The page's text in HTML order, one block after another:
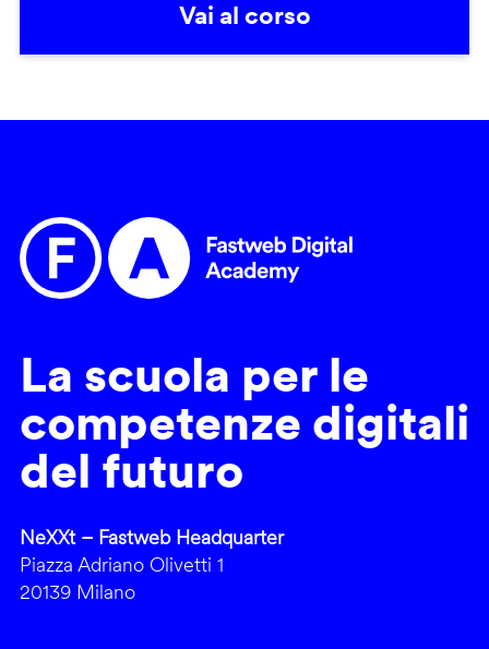
Vai al corso
La scuola per le
competenze digitali
del futuro
NeXXt – Fastweb Headquarter
Piazza Adriano Olivetti 1
20139 Milano